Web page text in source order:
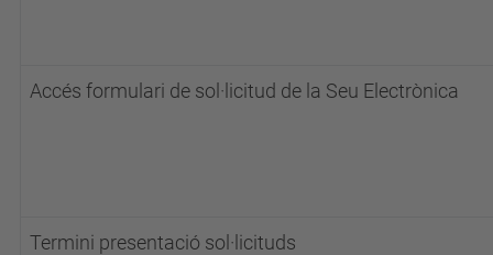
Accés formulari de sol·licitud de la Seu Electrònica
Termini presentació sol·licituds